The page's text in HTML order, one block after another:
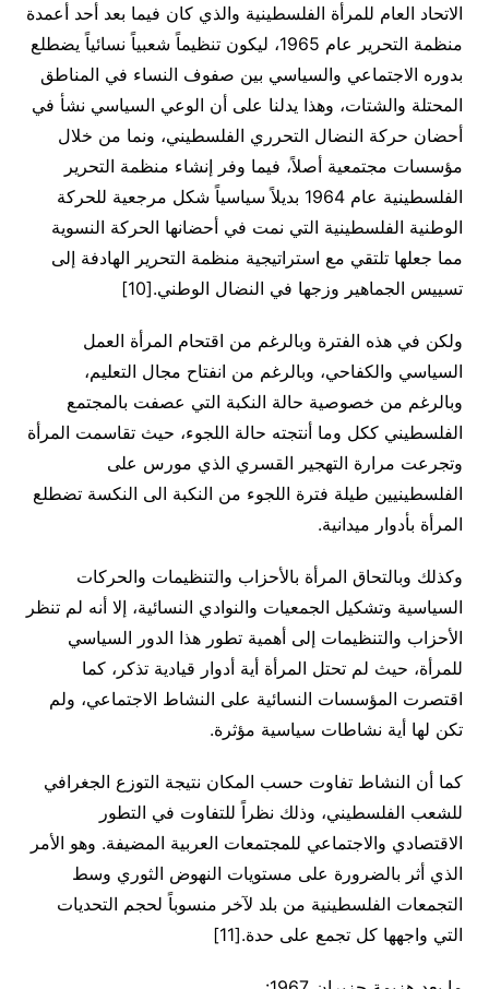
الاتحاد العام للمرأة الفلسطينية والذي كان فيما بعد أحد أعمدة
منظمة التحرير عام 1965، ليكون تنظيماً شعبياً نسائياً يضطلع
بدوره الاجتماعي والسياسي بين صفوف النساء في المناطق
المحتلة والشتات، وهذا يدلنا على أن الوعي السياسي نشأ في
أحضان حركة النضال التحرري الفلسطيني، ونما من خلال
مؤسسات مجتمعية أصلاً، فيما وفر إنشاء منظمة التحرير
الفلسطينية عام 1964 بديلاً سياسياً شكل مرجعية للحركة
الوطنية الفلسطينية التي نمت في أحضانها الحركة النسوية
مما جعلها تلتقي مع استراتيجية منظمة التحرير الهادفة إلى
تسييس الجماهير وزجها في النضال الوطني.[10]
ولكن في هذه الفترة وبالرغم من اقتحام المرأة العمل
السياسي والكفاحي، وبالرغم من انفتاح مجال التعليم،
وبالرغم من خصوصية حالة النكبة التي عصفت بالمجتمع
الفلسطيني ككل وما أنتجته حالة اللجوء، حيث تقاسمت المرأة
وتجرعت مرارة التهجير القسري الذي مورس على
الفلسطينيين طيلة فترة اللجوء من النكبة الى النكسة تضطلع
المرأة بأدوار ميدانية.
وكذلك وبالتحاق المرأة بالأحزاب والتنظيمات والحركات
السياسية وتشكيل الجمعيات والنوادي النسائية، إلا أنه لم تنظر
الأحزاب والتنظيمات إلى أهمية تطور هذا الدور السياسي
للمرأة، حيث لم تحتل المرأة أية أدوار قيادية تذكر، كما
اقتصرت المؤسسات النسائية على النشاط الاجتماعي، ولم
تكن لها أية نشاطات سياسية مؤثرة.
كما أن النشاط تفاوت حسب المكان نتيجة التوزع الجغرافي
للشعب الفلسطيني، وذلك نظراً للتفاوت في التطور
الاقتصادي والاجتماعي للمجتمعات العربية المضيفة. وهو الأمر
الذي أثر بالضرورة على مستويات النهوض الثوري وسط
التجمعات الفلسطينية من بلد لآخر منسوباً لحجم التحديات
التي واجهها كل تجمع على حدة.[11]